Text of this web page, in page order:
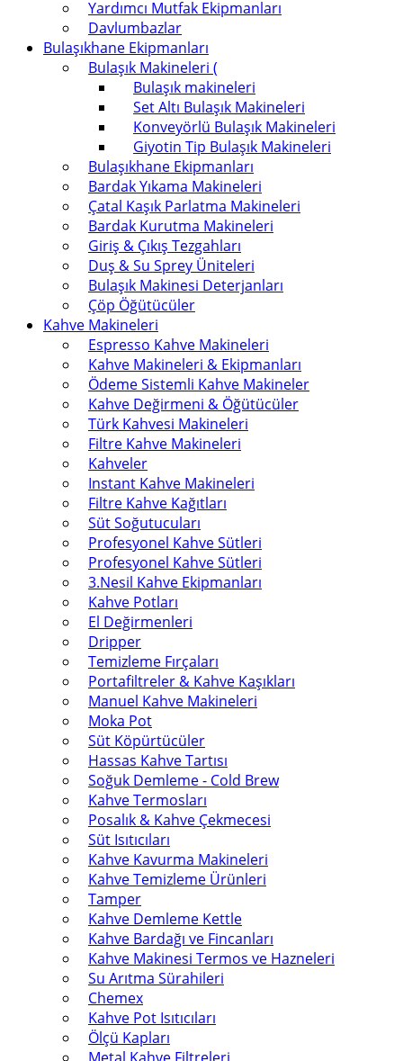
Yardımcı Mutfak Ekipmanları
Davlumbazlar
Bulaşıkhane Ekipmanları
Bulaşık Makineleri (
Bulaşık makineleri
Set Altı Bulaşık Makineleri
Konveyörlü Bulaşık Makineleri
Giyotin Tip Bulaşık Makineleri
Bulaşıkhane Ekipmanları
Bardak Yıkama Makineleri
Çatal Kaşık Parlatma Makineleri
Bardak Kurutma Makineleri
Giriş & Çıkış Tezgahları
Duş & Su Sprey Üniteleri
Bulaşık Makinesi Deterjanları
Çöp Öğütücüler
Kahve Makineleri
Espresso Kahve Makineleri
Kahve Makineleri & Ekipmanları
Ödeme Sistemli Kahve Makineler
Kahve Değirmeni & Öğütücüler
Türk Kahvesi Makineleri
Filtre Kahve Makineleri
Kahveler
Instant Kahve Makineleri
Filtre Kahve Kağıtları
Süt Soğutucuları
Profesyonel Kahve Sütleri
Profesyonel Kahve Sütleri
3.Nesil Kahve Ekipmanları
Kahve Potları
El Değirmenleri
Dripper
Temizleme Fırçaları
Portafiltreler & Kahve Kaşıkları
Manuel Kahve Makineleri
Moka Pot
Süt Köpürtücüler
Hassas Kahve Tartısı
Soğuk Demleme - Cold Brew
Kahve Termosları
Posalık & Kahve Çekmecesi
Süt Isıtıcıları
Kahve Kavurma Makineleri
Kahve Temizleme Ürünleri
Tamper
Kahve Demleme Kettle
Kahve Bardağı ve Fincanları
Kahve Makinesi Termos ve Hazneleri
Su Arıtma Sürahileri
Chemex
Kahve Pot Isıtıcıları
Ölçü Kapları